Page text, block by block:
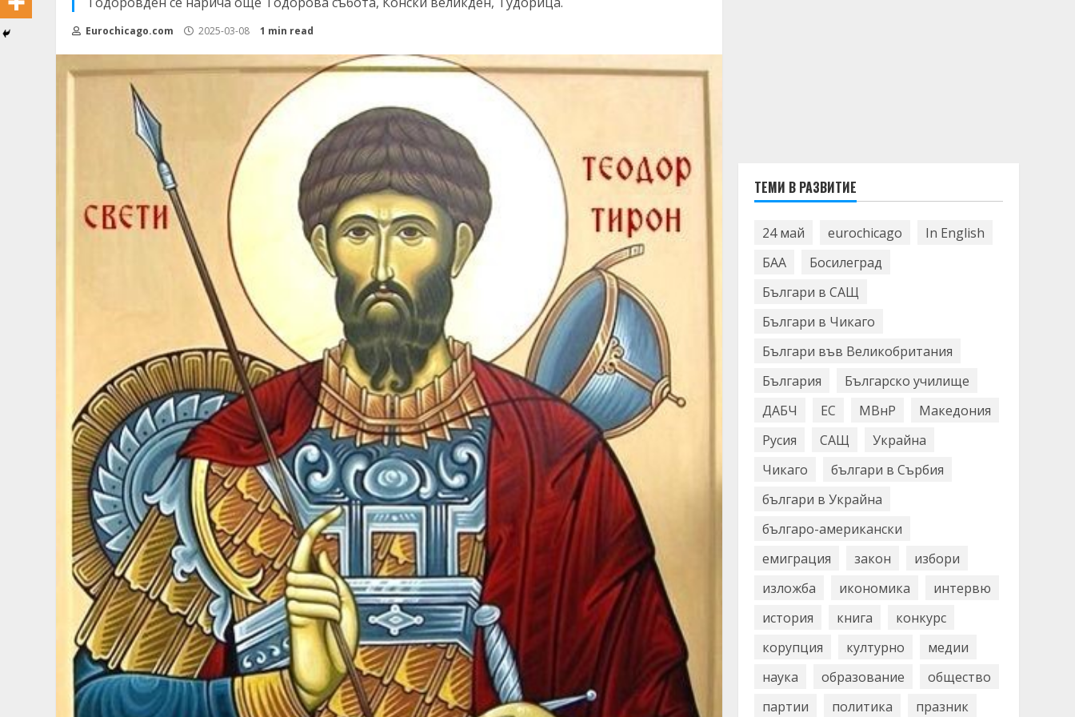
Eurochicago.com 2025-03-08 1 min read
ТЕМИ В РАЗВИТИЕ
24 май eurochicago
In English
БАА
Босилеград
Българи в САЩ
Българи в Чикаго
Българи във Великобритания
България
Българско училище
ДАБЧ
ЕС МВнР
Македония
Русия
САЩ
Украйна
Чикаго
българи в Сърбия
българи в Украйна
българо-американски
емиграция
закон
избори
изложба
икономика
интервю
история
книга
конкурс
корупция
културно
медии
наука
образование
общество
партии
политика празник